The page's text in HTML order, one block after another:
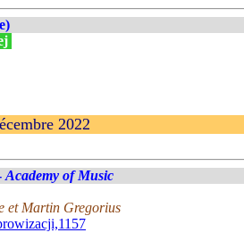
2022
Academy of Music
et Martin Gregorius